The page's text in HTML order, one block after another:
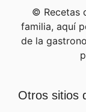
© Recetas
familia, aquí
de la
Otros sitios